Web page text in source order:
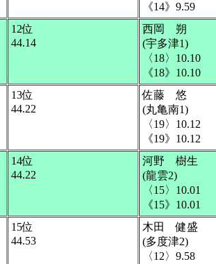
《14》9.59
12位
44.14
西岡 朔
(宇多津1)
〈18〉10.10
《18》10.10
13位
44.22
佐藤 悠
(丸亀南1)
〈19〉10.12
《19》10.12
14位
44.22
河野 樹生
(龍雲2)
〈15〉10.01
《15》10.01
15位
44.53
木田 健盛
(多度津2)
〈12〉9.58